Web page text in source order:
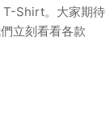
T-Shirt。大家期待
立刻看看各款